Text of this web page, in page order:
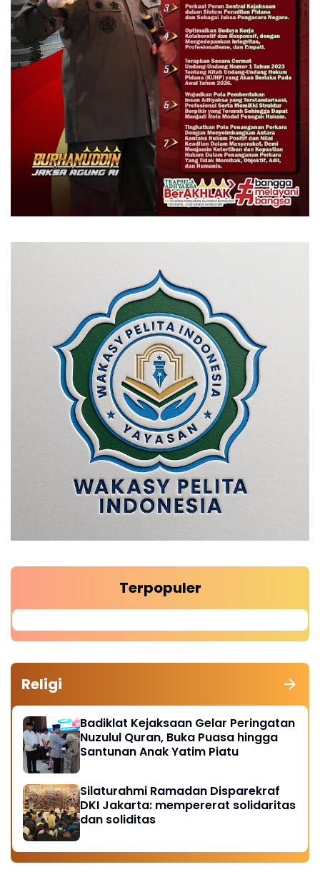
Terpopuler
Religi
Badiklat Kejaksaan Gelar Peringatan
Nuzulul Quran, Buka Puasa hingga
Santunan Anak Yatim Piatu
Silaturahmi Ramadan Disparekraf
DKI Jakarta: mempererat solidaritas
dan soliditas